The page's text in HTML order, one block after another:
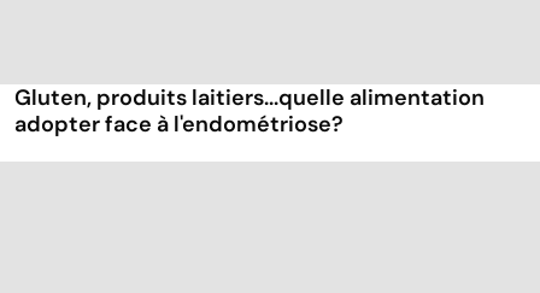
Gluten, produits laitiers...quelle alimentation
adopter face à l'endométriose?